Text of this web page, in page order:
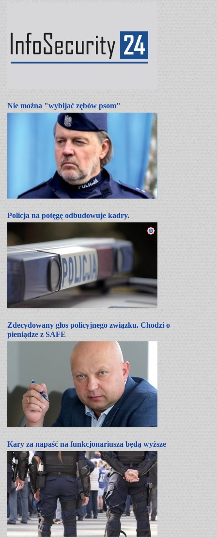
Nie można "wybijać zębów psom"
Policja na potęgę odbudowuje kadry.
Zdecydowany głos policyjnego związku. Chodzi o
pieniądze z SAFE
Kary za napaść na funkcjonariusza będą wyższe